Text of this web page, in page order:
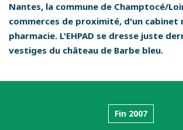
Nantes, la commune de Champtocé/
commerces de proximité, d'un cabinet
pharmacie. L'EHPAD se dresse juste
vestiges du château de Barbe bleu.
Fin 2007